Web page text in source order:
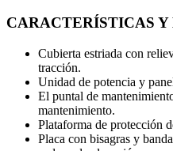
CARACTERÍSTICAS Y
Cubierta estriada con
tracción.
Unidad de potencia y
El puntal de
mantenimiento.
Plataforma de protección
Placa con bisagras y